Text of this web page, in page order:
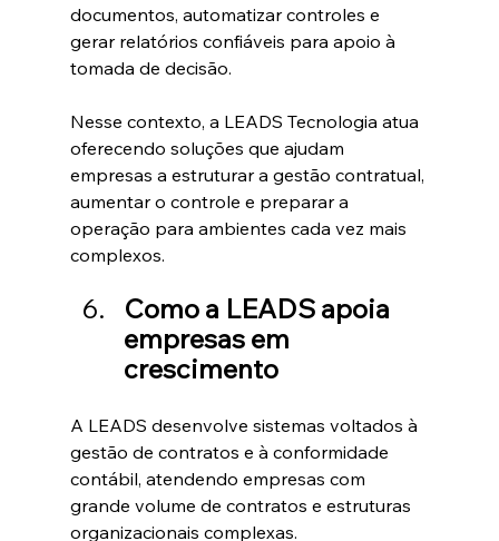
documentos, automatizar controles e
gerar relatórios confiáveis para apoio à
tomada de decisão.
Nesse contexto, a LEADS Tecnologia atua
oferecendo soluções que ajudam
empresas a estruturar a gestão contratual,
aumentar o controle e preparar a
operação para ambientes cada vez mais
complexos.
Como a LEADS apoia
empresas em
crescimento
A LEADS desenvolve sistemas voltados à
gestão de contratos e à conformidade
contábil, atendendo empresas com
grande volume de contratos e estruturas
organizacionais complexas.